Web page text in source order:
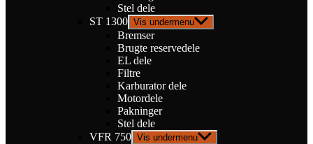
Stel dele
ST 1300 Vis undermenu
Bremser
Brugte reservedele
EL dele
Filtre
Karburator dele
Motordele
Pakninger
Stel dele
VFR 750 Vis undermenu